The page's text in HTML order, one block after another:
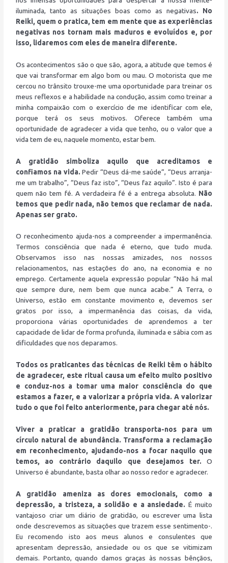
iluminada, tanto as situações boas como as negativas. No
Reiki, quem o pratica, tem em mente que as experiências
negativas nos tornam mais maduros e evoluídos e, por
isso, lidaremos com eles de maneira diferente.
Os acontecimentos são o que são, agora, a atitude que temos é
que vai transformar em algo bom ou mau. O motorista que me
cercou no trânsito trouxe-me uma oportunidade para treinar os
meus reflexos e a habilidade na condução, assim como treinar a
minha compaixão com o exercício de me identificar com ele,
porque terá os seus motivos. Oferece também uma
oportunidade de agradecer a vida que tenho, ou o valor que a
vida tem de eu, naquele momento, estar bem.
A gratidão simboliza aquilo que acreditamos e
confiamos na vida. Pedir “Deus dá-me saúde”, “Deus arranja-
me um trabalho”, “Deus faz isto”, “Deus faz aquilo”. Isto é para
quem não tem fé. A verdadeira fé é a entrega absoluta. Não
temos que pedir nada, não temos que reclamar de nada.
Apenas ser grato.
O reconhecimento ajuda-nos a compreender a impermanência.
Termos consciência que nada é eterno, que tudo muda.
Observamos isso nas nossas amizades, nos nossos
relacionamentos, nas estações do ano, na economia e no
emprego. Certamente aquela expressão popular “Não há mal
que sempre dure, nem bem que nunca acabe.” A Terra, o
Universo, estão em constante movimento e, devemos ser
gratos por isso, a impermanência das coisas, da vida,
proporciona várias oportunidades de aprendemos a ter
capacidade de lidar de forma profunda, iluminada e sábia com as
dificuldades que nos deparamos.
Todos os praticantes das técnicas de Reiki têm o hábito
de agradecer, este ritual causa um efeito muito positivo
e conduz-nos a tomar uma maior consciência do que
estamos a fazer, e a valorizar a própria vida. A valorizar
tudo o que foi feito anteriormente, para chegar até nós.
Viver a praticar a gratidão transporta-nos para um
círculo natural de abundância. Transforma a reclamação
em reconhecimento, ajudando-nos a focar naquilo que
temos, ao contrário daquilo que desejamos ter. O
Universo é abundante, basta olhar ao nosso redor e agradecer.
A gratidão ameniza as dores emocionais, como a
depressão, a tristeza, a solidão e a ansiedade. É muito
vantajoso criar um diário de gratidão, ou escrever uma lista
onde descrevemos as situações que trazem esse sentimento-.
Eu recomendo isto aos meus alunos e consulentes que
apresentam depressão, ansiedade ou os que se vitimizam
demais. Portanto, quando damos graças às nossas bênçãos,